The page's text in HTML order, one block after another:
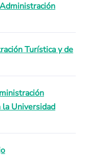
Turística y de
Universidad